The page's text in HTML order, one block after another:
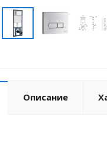
Описание